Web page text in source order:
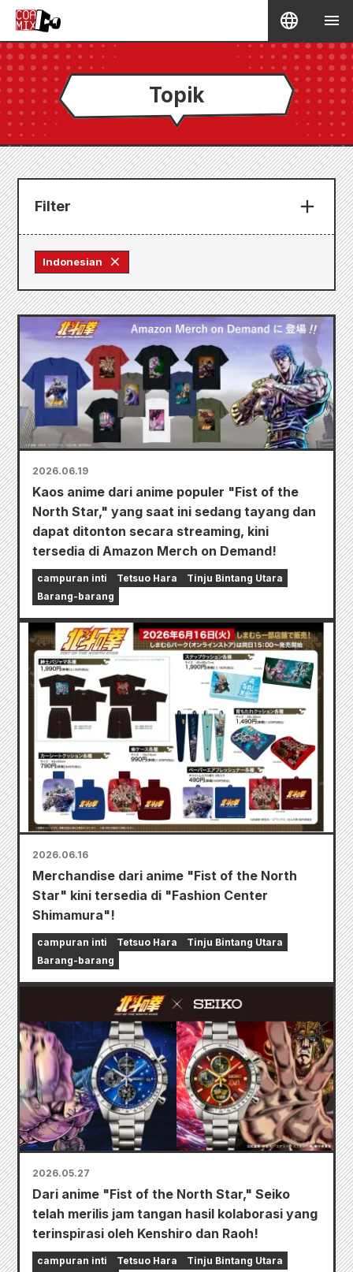
Topik
Filter
Indonesian
2026.06.19
Kaos anime dari anime populer "Fist of the
North Star," yang saat ini sedang tayang dan
dapat ditonton secara streaming, kini
tersedia di Amazon Merch on Demand!
campuran inti Tetsuo Hara
Tinju Bintang Utara
Barang-barang
2026.06.16
Merchandise dari anime "Fist of the North
Star" kini tersedia di "Fashion Center
Shimamura"!
campuran inti Tetsuo Hara
Tinju Bintang Utara
Barang-barang
2026.05.27
Dari anime "Fist of the North Star," Seiko
telah merilis jam tangan hasil kolaborasi yang
terinspirasi oleh Kenshiro dan Raoh!
campuran inti Tetsuo Hara
Tinju Bintang Utara